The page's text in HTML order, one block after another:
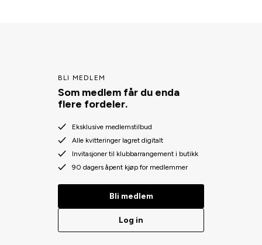
BLI MEDLEM
Som medlem får du enda
flere fordeler.
Eksklusive medlemstilbud
Alle kvitteringer lagret digitalt
Invitasjoner til klubbarrangement i butikk
90 dagers åpent kjøp for medlemmer
Bli medlem
Log in